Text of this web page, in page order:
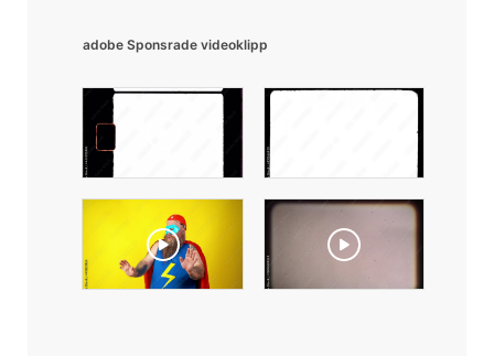
adobe Sponsrade videoklipp